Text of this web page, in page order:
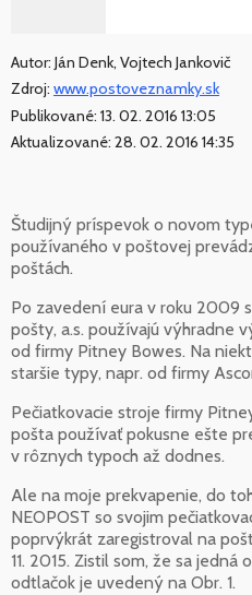
Autor: Ján Denk, Vojtech Jankovič
Zdroj: www.postoveznamky.sk
Publikované: 13. 02. 2016 13:05
Aktualizované: 28. 02. 2016 14:35
Študijný príspevok o novom
používaného v poštovej
poštách.
Po zavedení eura v roku 2009
pošty, a.s. používajú výhradne
od firmy Pitney Bowes. Na
staršie typy, napr. od firmy
Pečiatkovacie stroje firmy
pošta používať pokusne ešte
v rôznych typoch až dodnes.
Ale na moje prekvapenie, do
NEOPOST so svojim
poprvýkrát zaregistroval na
11. 2015. Zistil som, že sa jedná
odtlačok je uvedený na Obr. 1.